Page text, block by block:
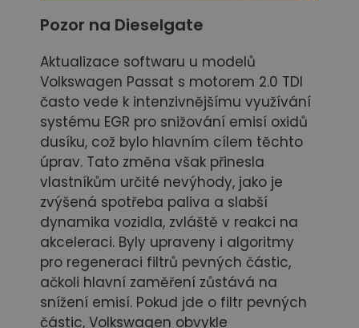
Pozor na Dieselgate
Aktualizace softwaru u modelů
Volkswagen Passat s motorem 2.0 TDI
často vede k intenzivnějšímu využívání
systému EGR pro snižování emisí oxidů
dusíku, což bylo hlavním cílem těchto
úprav. Tato změna však přinesla
vlastníkům určité nevýhody, jako je
zvýšená spotřeba paliva a slabší
dynamika vozidla, zvláště v reakci na
akceleraci. Byly upraveny i algoritmy
pro regeneraci filtrů pevných částic,
ačkoli hlavní zaměření zůstává na
snížení emisí. Pokud jde o filtr pevných
částic, Volkswagen obvykle